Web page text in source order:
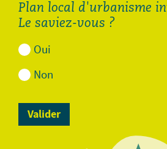
Plan local d'urbanisme
Le saviez-vous ?
Oui
Non